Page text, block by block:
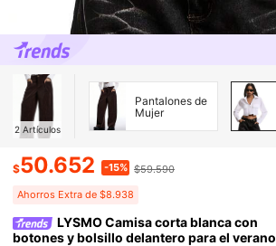
2 Artículos
Pantalones de
Mujer
$50.652 -15% $59.590
Ahorros Extra de $8.938
LYSMO Camisa corta blanca con
botones y bolsillo delantero para el verano